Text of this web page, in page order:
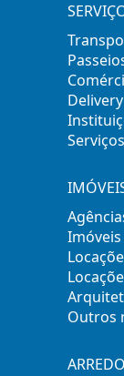
Delivery
Outros